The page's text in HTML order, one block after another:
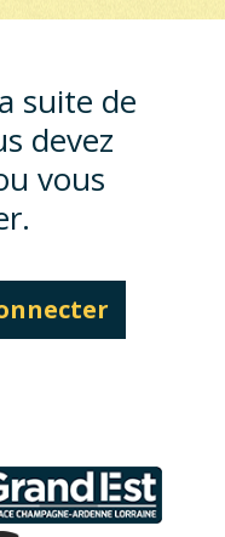
suite de
devez
vous